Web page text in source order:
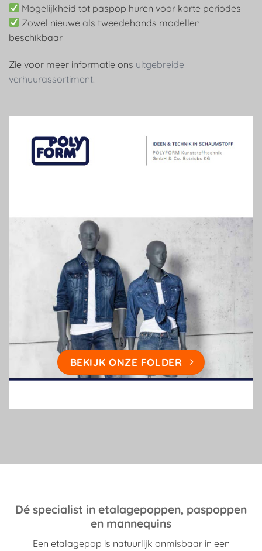
Mogelijkheid tot paspop huren voor korte periodes
Zowel nieuwe als tweedehands modellen
beschikbaar
Zie voor meer informatie ons uitgebreide
verhuurassortiment.
BEKIJK ONZE FOLDER
Dé specialist in etalagepoppen, paspoppen
en mannequins
Een etalagepop is natuurlijk onmisbaar in een